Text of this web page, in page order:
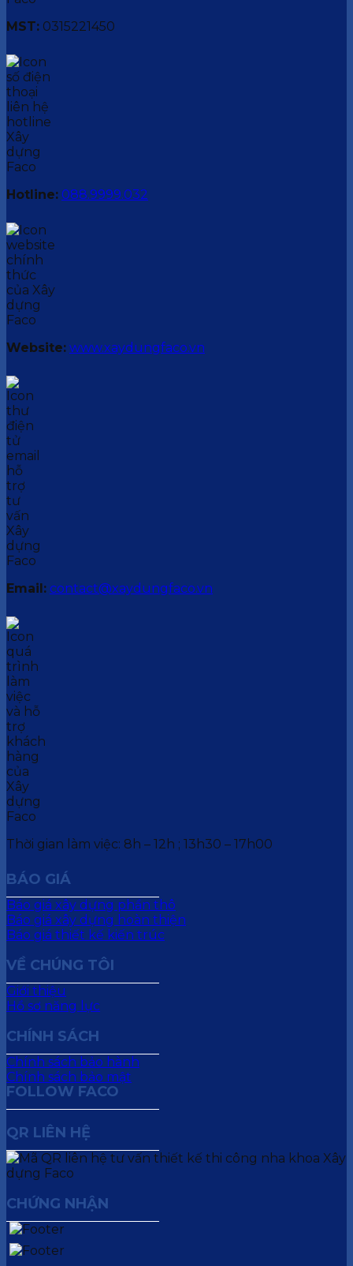
MST: 0315221450
Hotline: 088.9999.032
Website: www.xaydungfaco.vn
Email: contact@xaydungfaco.vn
Thời gian làm việc: 8h – 12h ; 13h30 – 17h00
BÁO GIÁ
Báo giá xây dựng phần thô
Báo giá xây dựng hoàn thiện
Báo giá thiết kế kiến trúc
VỀ CHÚNG TÔI
Giới thiệu
Hồ sơ năng lực
CHÍNH SÁCH
Chính sách bảo hành
Chính sách bảo mật
FOLLOW FACO
QR LIÊN HỆ
CHỨNG NHẬN